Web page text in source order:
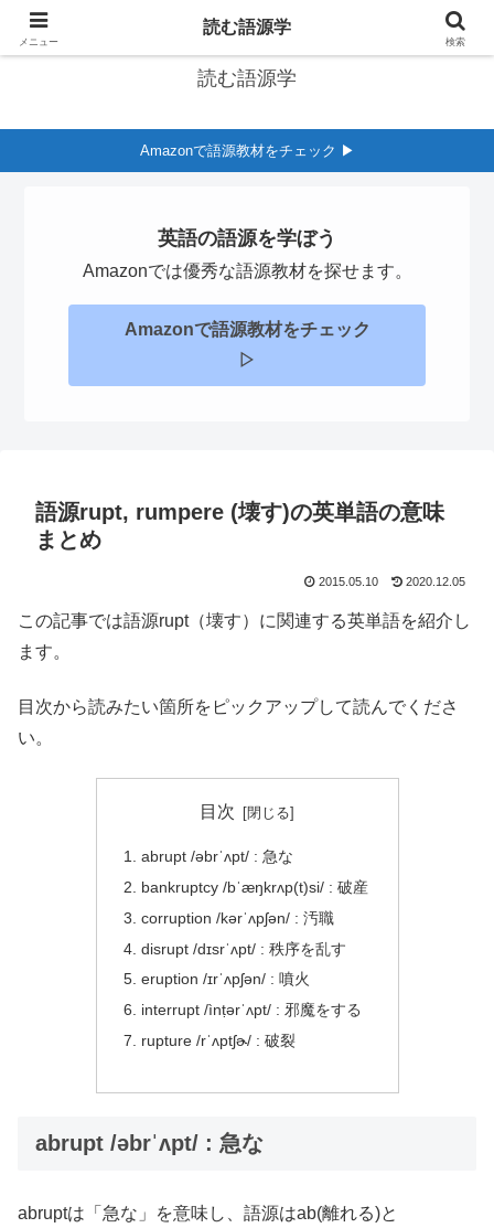
英語の語源学習サイト
読む語源学
Amazonで語源教材をチェック ▶︎
英語の語源を学ぼう
Amazonでは優秀な語源教材を探せます。
Amazonで語源教材をチェック
▷
語源rupt, rumpere (壊す)の英単語の意味
まとめ
2015.05.10 2020.12.05
この記事では語源rupt（壊す）に関連する英単語を紹介し
ます。
目次から読みたい箇所をピックアップして読んでくださ
い。
目次
abrupt /əbrˈʌpt/ : 急な
bankruptcy /bˈæŋkrʌp(t)si/ : 破産
corruption /kərˈʌpʃən/ : 汚職
disrupt /dɪsrˈʌpt/ : 秩序を乱す
eruption /ɪrˈʌpʃən/ : 噴火
interrupt /ìnṭərˈʌpt/ : 邪魔をする
rupture /rˈʌptʃɚ/ : 破裂
abrupt /əbrˈʌpt/ : 急な
abruptは「急な」を意味し、語源はab(離れる)と
メニュー
読む語源学
検索